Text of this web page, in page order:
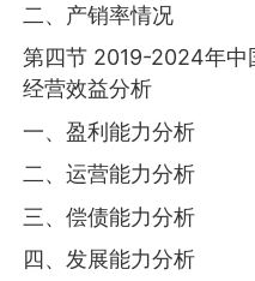
二、产销率情况
第四节 2019-2024年中
经营效益分析
一、盈利能力分析
二、运营能力分析
三、偿债能力分析
四、发展能力分析